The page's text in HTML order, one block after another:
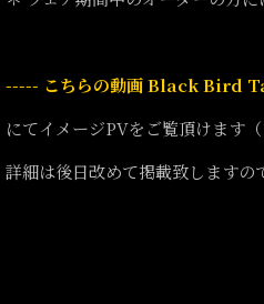
----- こちらの動画Black Bird
にてイメージPVをご覧頂けます
詳細は後日改めて掲載致します